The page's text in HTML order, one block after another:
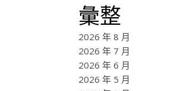
彙整
2026 年 8 月
2026 年 7 月
2026 年 6 月
2026 年 5 月